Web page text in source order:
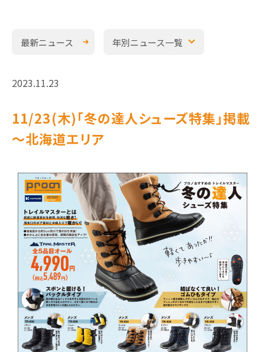
最新ニュース 年別ニュース一覧
2023.11.23
11/23(木)｢冬の達人シューズ特集｣掲載
～北海道エリア